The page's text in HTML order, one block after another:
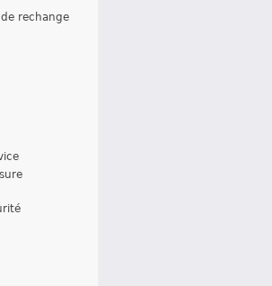
rechange